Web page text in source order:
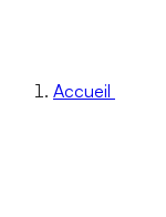
Accueil